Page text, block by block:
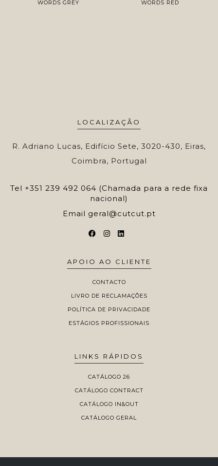
WORDS GREY WORDS RED
LOCALIZAÇÃO
R. Adriano Lucas, Edifício Sete, 3020-430, Eiras,
Coimbra, Portugal
Tel +351 239 492 064 (Chamada para a rede fixa
nacional)
Email geral@cutcut.pt
APOIO AO CLIENTE
CONTACTO
LIVRO DE RECLAMAÇÕES
POLÍTICA DE PRIVACIDADE
ESTÁGIOS PROFISSIONAIS
LINKS RÁPIDOS
CATÁLOGO 26
CATÁLOGO CONTRACT
CATÁLOGO IN&OUT
CATÁLOGO GERAL